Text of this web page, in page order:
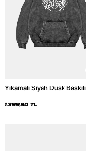
Yıkamalı Siyah Dusk Baskılı
1.399,90 TL